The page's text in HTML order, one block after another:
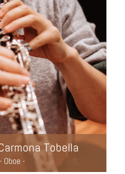
Tobella
- Oboe -